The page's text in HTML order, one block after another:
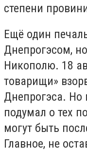
степени
Ещё один
Днепрогэсом,
Никополю. 18
товарищи»
Днепрогэса. Но
подумал о тех
могут быть
Главное, не